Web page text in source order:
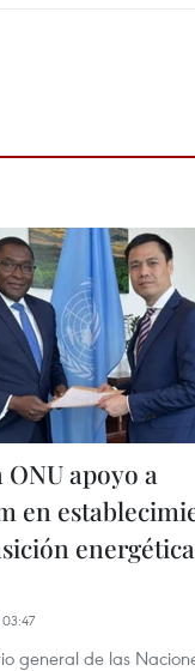
ONU apoyo a
en
general de las